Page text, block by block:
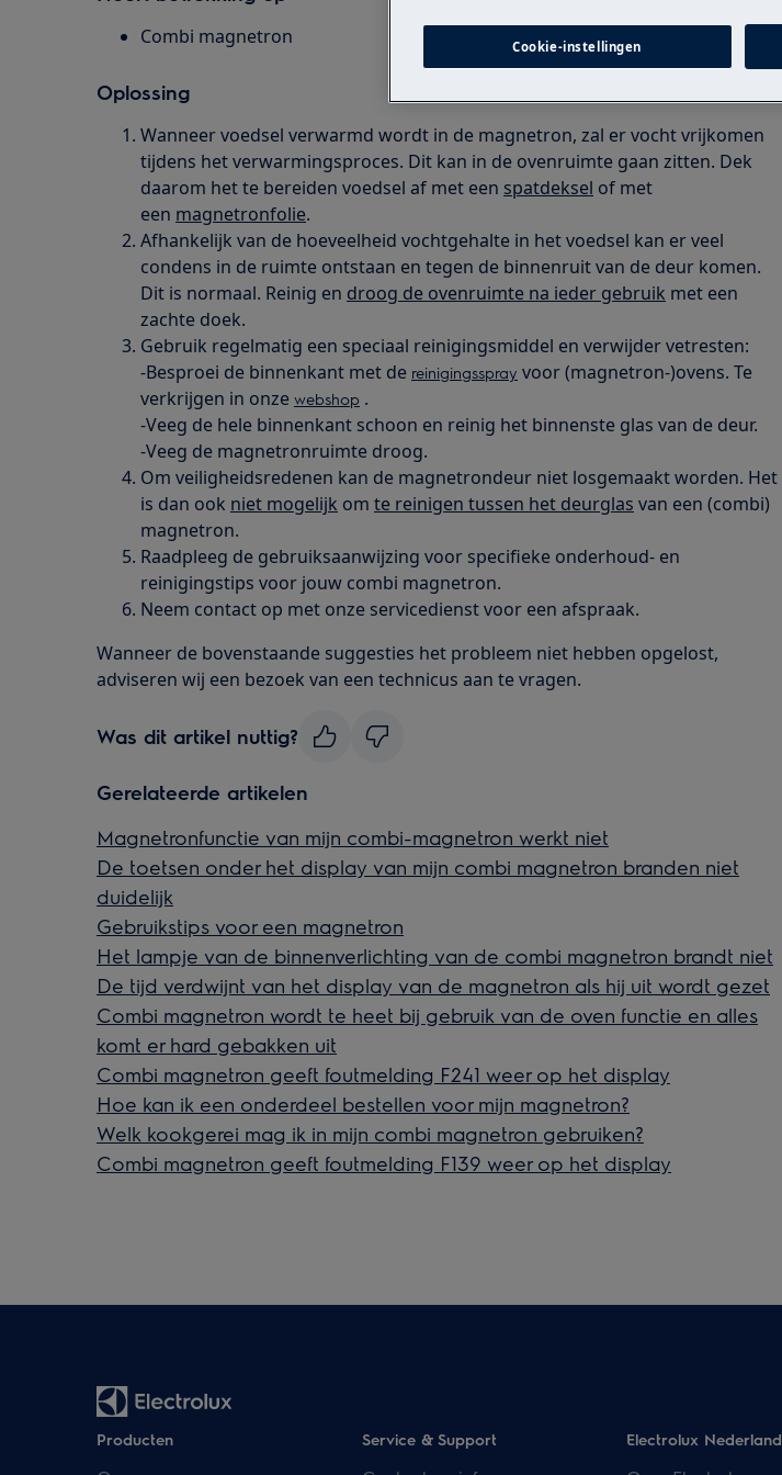
Combi magnetron
Oplossing
Wanneer voedsel verwarmd wordt in de magnetron, zal er vocht vrijkomen
tijdens het verwarmingsproces. Dit kan in de ovenruimte gaan zitten. Dek
daarom het te bereiden voedsel af met een spatdeksel of met
een magnetronfolie.
Afhankelijk van de hoeveelheid vochtgehalte in het voedsel kan er veel
condens in de ruimte ontstaan en tegen de binnenruit van de deur komen.
Dit is normaal. Reinig en droog de ovenruimte na ieder gebruik met een
zachte doek.
Gebruik regelmatig een speciaal reinigingsmiddel en verwijder vetresten:
-Besproei de binnenkant met de reinigingsspray voor (magnetron-)ovens. Te
verkrijgen in onze webshop .
-Veeg de hele binnenkant schoon en reinig het binnenste glas van de deur.
-Veeg de magnetronruimte droog.
Om veiligheidsredenen kan de magnetrondeur niet losgemaakt worden. Het
is dan ook niet mogelijk om te reinigen tussen het deurglas van een (combi)
magnetron.
Raadpleeg de gebruiksaanwijzing voor specifieke onderhoud- en
reinigingstips voor jouw combi magnetron.
Neem contact op met onze servicedienst voor een afspraak.
Wanneer de bovenstaande suggesties het probleem niet hebben opgelost,
adviseren wij een bezoek van een technicus aan te vragen.
Was dit artikel nuttig?
Gerelateerde artikelen
Magnetronfunctie van mijn combi-magnetron werkt niet
De toetsen onder het display van mijn combi magnetron branden niet
duidelijk
Gebruikstips voor een magnetron
Het lampje van de binnenverlichting van de combi magnetron brandt niet
De tijd verdwijnt van het display van de magnetron als hij uit wordt gezet
Combi magnetron wordt te heet bij gebruik van de oven functie en alles
komt er hard gebakken uit
Combi magnetron geeft foutmelding F241 weer op het display
Hoe kan ik een onderdeel bestellen voor mijn magnetron?
Welk kookgerei mag ik in mijn combi magnetron gebruiken?
Combi magnetron geeft foutmelding F139 weer op het display
Producten Service & Support Electrolux Nederland
Cookie-instellingen